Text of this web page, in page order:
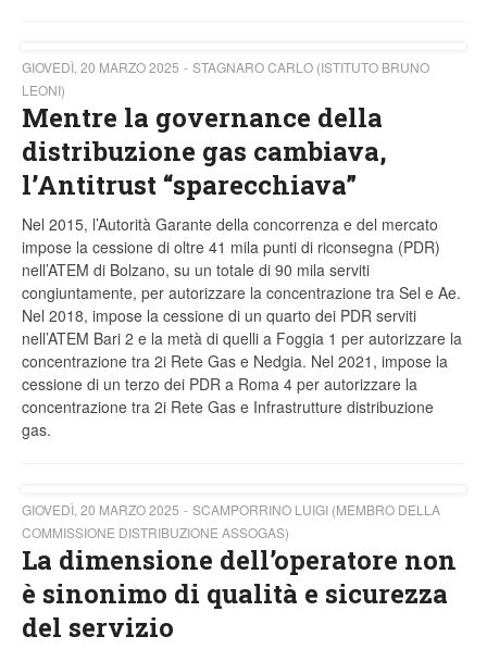
GIOVEDÌ, 20 MARZO 2025
STAGNARO CARLO (ISTITUTO BRUNO
LEONI)
Mentre la governance della
distribuzione gas cambiava,
l’Antitrust “sparecchiava”
Nel 2015, l’Autorità Garante della concorrenza e del mercato
impose la cessione di oltre 41 mila punti di riconsegna (PDR)
nell’ATEM di Bolzano, su un totale di 90 mila serviti
congiuntamente, per autorizzare la concentrazione tra Sel e Ae.
Nel 2018, impose la cessione di un quarto dei PDR serviti
nell’ATEM Bari 2 e la metà di quelli a Foggia 1 per autorizzare la
concentrazione tra 2i Rete Gas e Nedgia. Nel 2021, impose la
cessione di un terzo dei PDR a Roma 4 per autorizzare la
concentrazione tra 2i Rete Gas e Infrastrutture distribuzione
gas.
GIOVEDÌ, 20 MARZO 2025
SCAMPORRINO LUIGI (MEMBRO DELLA
COMMISSIONE DISTRIBUZIONE ASSOGAS)
La dimensione dell’operatore non
è sinonimo di qualità e sicurezza
del servizio